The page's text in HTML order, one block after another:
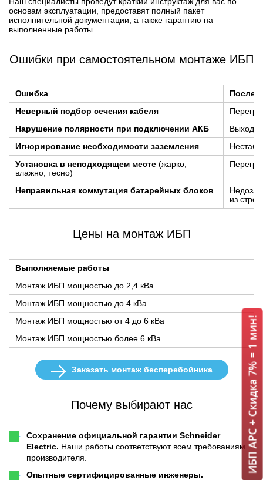
основам эксплуатации, предоставят полный пакет
исполнительной документации, а также гарантию на
выполненные работы.
Ошибки при самостоятельном монтаже ИБП
Ошибка
Неверный подбор сечения кабеля
Нарушение полярности при подключении АКБ
Выход
Игнорирование необходимости заземления
Установка в неподходящем месте (жарко,
влажно, тесно)
Неправильная коммутация батарейных блоков
из
Цены на монтаж ИБП
Выполняемые работы
Монтаж ИБП мощностью до 2,4 кВа
Монтаж ИБП мощностью до 4 кВа
Монтаж ИБП мощностью от 4 до 6 кВа
Монтаж ИБП мощностью более 6 кВа
Заказать монтаж бесперебойника
Почему выбирают нас
Сохранение официальной гарантии Schneider
Electric. Наши работы соответствуют всем требованиям
производителя.
Опытные сертифицированные инженеры.
ИБП APC + Скидка 7% = 1 мин!